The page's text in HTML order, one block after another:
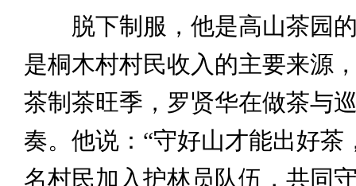
脱下制服，他是高山茶园的
是桐木村村民收入的主要来源
茶制茶旺季，罗贤华在做茶与
奏。他说：“守好山才能出好茶
名村民加入护林员队伍，共同